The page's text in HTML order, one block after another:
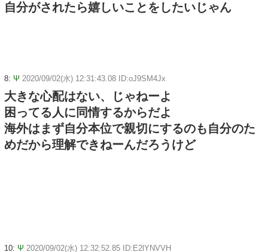
自分がされたら嬉しいことをしたいじゃん
8: Ψ 2020/09/02(水) 12:31:43.08 ID:oJ9SM4Jx
大きな心配はない、じゃねーよ
困ってる人に同情するからだよ
海外はまず自分本位で親切にするのも自分のた
めだから理解できねーんだろうけど
10: Ψ 2020/09/02(水) 12:32:52.85 ID:E2lYNVVH